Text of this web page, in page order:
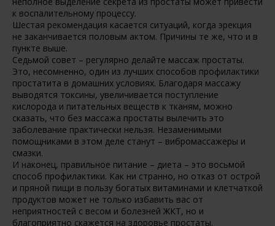
к воспалительному процессу.
Шестая рекомендация касается ситуаций, когда эрекция
не заканчивается половым актом. Причины те же, что и в
пункте выше.
Седьмой совет – регулярно делайте массаж простаты.
Это, несомненно, один из лучших способов профилактики
простатита в домашних условиях. Благодаря массажу
выводятся токсины, увеличивается поступление
кислорода и питательных веществ к тканям, можно
сказать, что без массажа простаты вылечить это
заболевание практически нельзя. Незаменимыми
помощниками в этом деле станут – вибромассажеры и
смазки.
И наконец, правильное питание – диета – это восьмой
способ профилактики. Как ни странно, но отказ от острой
и пряной пищи в пользу богатых витаминами и клетчаткой
продуктов может не только избавить вас от
неприятностей с весом и болезней ЖКТ, но и
благоприятно скажется на здоровье простаты.